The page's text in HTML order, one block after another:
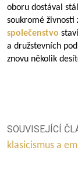
oboru dostával
soukromé živnosti
společenstvo
a družstevních
znovu několik
SOUVISEJÍCÍ
klasicismus a